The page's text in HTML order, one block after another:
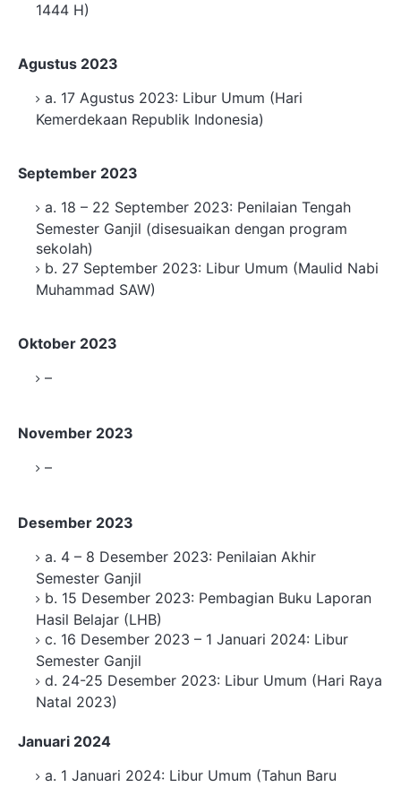
1444 H)
Agustus 2023
a. 17 Agustus 2023: Libur Umum (Hari
Kemerdekaan Republik Indonesia)
September 2023
a. 18 – 22 September 2023: Penilaian Tengah
Semester Ganjil (disesuaikan dengan program
sekolah)
b. 27 September 2023: Libur Umum (Maulid Nabi
Muhammad SAW)
Oktober 2023
–
November 2023
–
Desember 2023
a. 4 – 8 Desember 2023: Penilaian Akhir
Semester Ganjil
b. 15 Desember 2023: Pembagian Buku Laporan
Hasil Belajar (LHB)
c. 16 Desember 2023 – 1 Januari 2024: Libur
Semester Ganjil
d. 24-25 Desember 2023: Libur Umum (Hari Raya
Natal 2023)
Januari 2024
a. 1 Januari 2024: Libur Umum (Tahun Baru